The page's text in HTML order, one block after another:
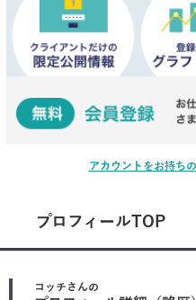
アカウントをお持ち
プロフィールTOP
コッチ さんの